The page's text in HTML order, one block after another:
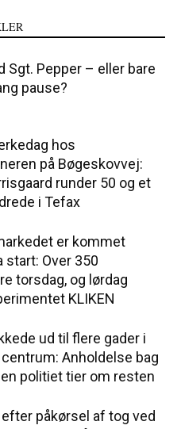
Sgt. Pepper – eller bare
pause?
hos
på Bøgeskovvej:
runder 50 og et
i Tefax
er kommet
start: Over 350
torsdag, og lørdag
KLIKEN
ud til flere gader i
Anholdelse bag
politiet tier om resten
påkørsel af tog ved